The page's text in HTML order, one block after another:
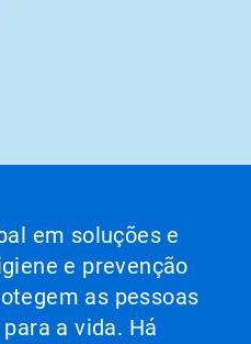
em soluções e
e prevenção
as pessoas
a vida. Há